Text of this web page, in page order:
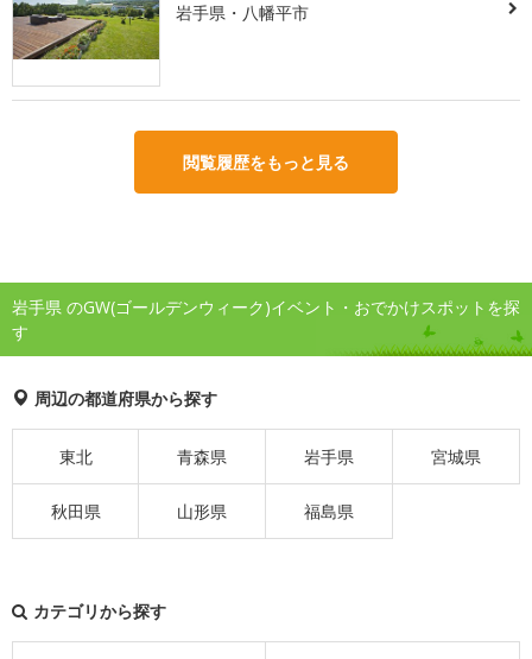
岩手県・八幡平市
閲覧履歴をもっと見る
岩手県 のGW(ゴールデンウィーク)イベント・おでかけスポットを探
す
周辺の都道府県から探す
東北 青森県 岩手県 宮城県
秋田県 山形県 福島県
カテゴリから探す